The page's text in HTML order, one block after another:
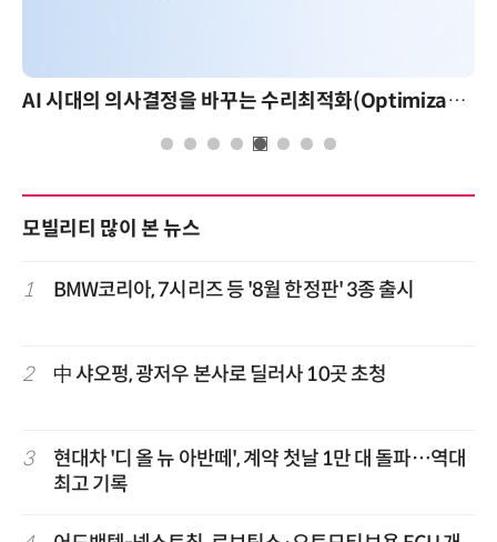
AI 시대의 의사결정을 바꾸는 수리최적화(Optimization): 실제 산업 적용 사례와 활용 전략
모빌리티 많이 본 뉴스
1 BMW코리아, 7시리즈 등 '8월 한정판' 3종 출시
2 中 샤오펑, 광저우 본사로 딜러사 10곳 초청
3
현대차 '디 올 뉴 아반떼', 계약 첫날 1만 대 돌파…역대
최고 기록